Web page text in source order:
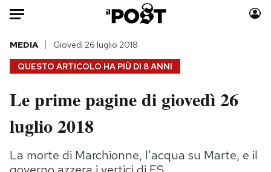
HOME
Italia
Politica
Tecnologia
Moda
Storie/Idee
QUESTO ARTICOLO HA PIÙ DI 8 ANNI
MEDIA Giovedì 26 luglio 2018
Le prime pagine di giovedì 26
luglio 2018
La morte di Marchionne, l'acqua su Marte, e il